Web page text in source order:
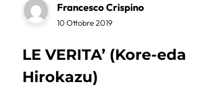
Francesco Crispino
10 Ottobre 2019
LE VERITA’ (Kore-eda
Hirokazu)